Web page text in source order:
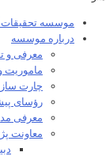
موسسه
درباره موسسه
معرفی و
ماموریت
چارت
رؤسای
معرفی
معاونت